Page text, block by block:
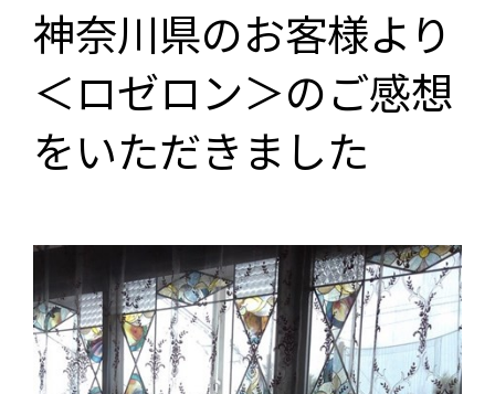
神奈川県のお客様より
＜ロゼロン＞のご感想
をいただきました